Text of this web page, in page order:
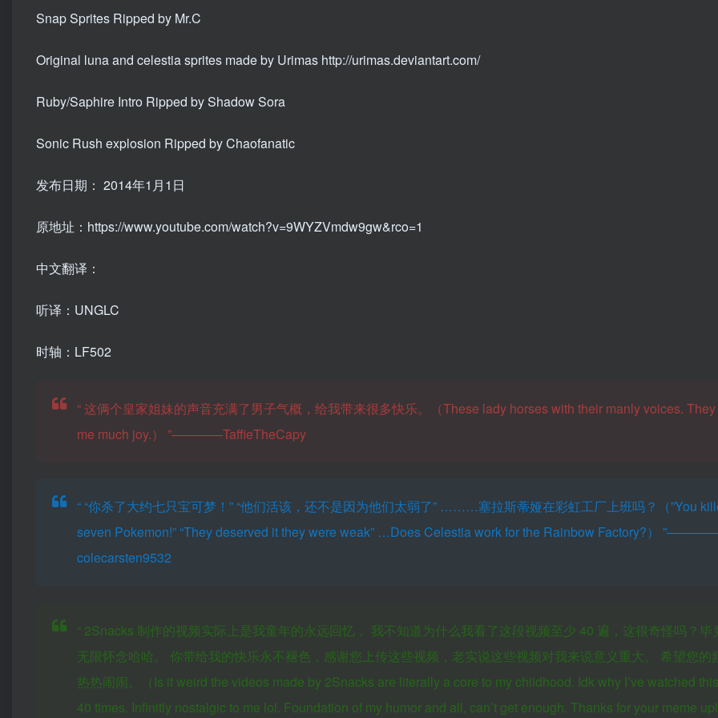
Snap Sprites Ripped by Mr.C
Original luna and celestia sprites made by Urimas http://urimas.deviantart.com/
Ruby/Saphire Intro Ripped by Shadow Sora
Sonic Rush explosion Ripped by Chaofanatic
发布日期： 2014年1月1日
原地址：https://www.youtube.com/watch?v=9WYZVmdw9gw&rco=1
中文翻译：
听译：UNGLC
时轴：LF502
“这俩个皇家姐妹的声音充满了男子气概，给我带来很多快乐。（These lady horses with their manly voices.
me much joy.）”————TaffieTheCapy
““你杀了大约七只宝可梦！” “他们活该，还不是因为他们太弱了” ………塞拉斯蒂娅在彩虹工厂上班吗？（”You
seven Pokemon!” “They deserved it they were weak” …Does Celestia work for the Rainbow Factory?）
colecarsten9532
“ 2Snacks 制作的视频实际上是我童年的永远回忆， 我不知道为什么我看了这段视频至少 40 遍，这很奇怪吗？毕
无限怀念哈哈。 你带给我的快乐永不褪色，感谢您上传这些视频，老实说这些视频对我来说意义重大。 希望您的
热热闹闹。（Is it weird the videos made by 2Snacks are literally a core to my childhood. Idk why I’ve watched
40 times. Infinitly nostalgic to me lol. Foundation of my humor and all, can’t get enough. Thanks for your meme